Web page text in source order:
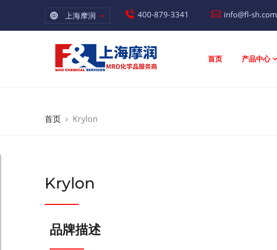
上海摩润 400-879-3341 info@fl-sh.com
首页 产品中心
首页 Krylon
Krylon
品牌描述